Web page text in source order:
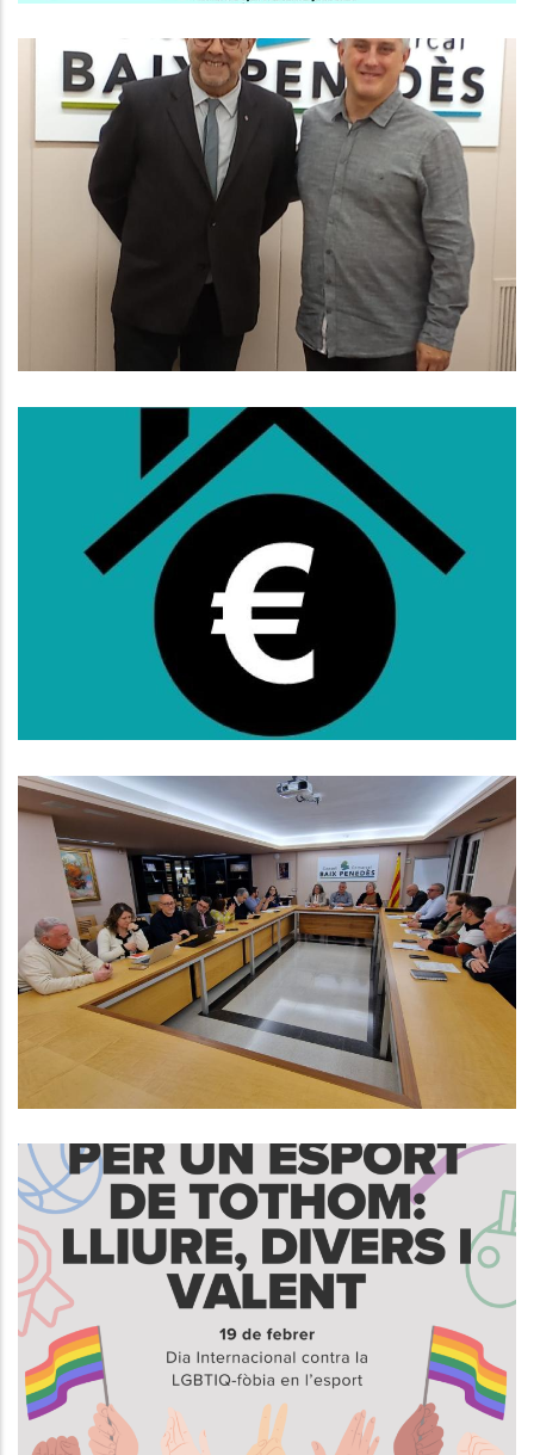
El President Del Consell Comarcal
Del Baix Penedès Es Reuneix Amb
El Delegat Del Govern
Altres
Oberta La Convocatòria De
Subvencions Al Lloguer Per A
L'any 2025
S. socials
El Consell D’Alcaldes Del Baix
Penedès Exigeix Millorar El
Finançament Dels Serveis Socials
De La Comarca
S. socials
19 De Febrer, Dia Internacional
Contra La LGBTIQ-Fòbia En
S. socials